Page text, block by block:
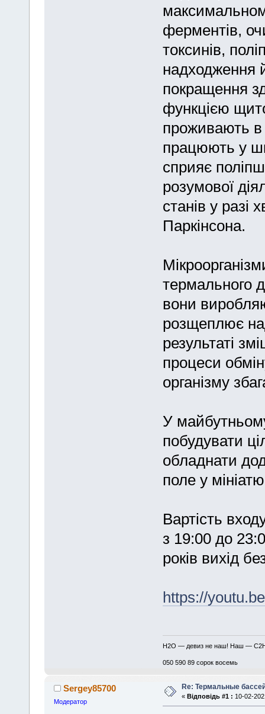
ферментів,
токсинів,
надходження
покращення
функцією
проживають в
працюють у
сприяє
розумової
станів у разі
Паркінсона.
термального
вони
розщеплює
результаті
процеси
організму
У
побудувати
обладнати
поле у
Вартість
з 19:00 до
років вихід
https://
H2O — девиз не наш! Наш —
050 590 89 сорок восемь
Sergey85700
Модератор
Re: Термальные
« Відповідь #1 : 10-02-